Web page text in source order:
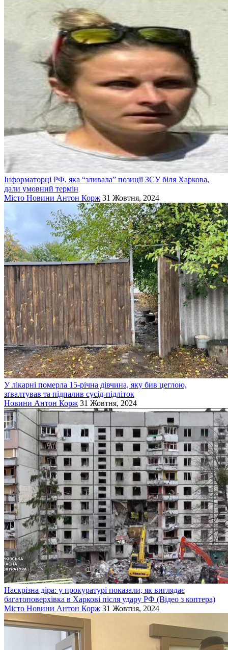
Інформаторці РФ, яка “зливала” позиції ЗСУ біля Харкова,
дали умовний термін
Місто Новини Антон Корж 31 Жовтня, 2024
У лікарні померла 15-річна дівчина, яку бив цеглою,
зґвалтував та підпалив сусід-підліток
Новини Антон Корж 31 Жовтня, 2024
Наскрізна діра: у прокуратурі показали, як виглядає
багатоповерхівка в Харкові після удару РФ (Відео з коптера)
Місто Новини Антон Корж 31 Жовтня, 2024